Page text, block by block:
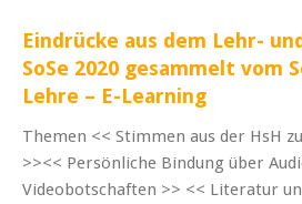
Eindrücke aus dem Lehr-
SoSe 2020 gesammelt vom
Lehre – E-Learning
Themen << Stimmen aus der HsH
>><< Persönliche Bindung über
Videobotschaften >> << Literatur